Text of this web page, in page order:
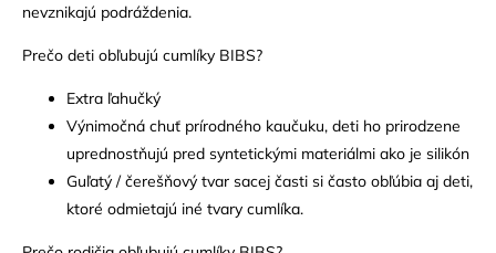
nevznikajú podráždenia.
Prečo deti obľubujú cumlíky BIBS?
Extra ľahučký
Výnimočná chuť prírodného kaučuku, deti ho prirodzene
uprednostňujú pred syntetickými materiálmi ako je silikón
Guľatý / čerešňový tvar sacej časti si často obľúbia aj deti,
ktoré odmietajú iné tvary cumlíka.